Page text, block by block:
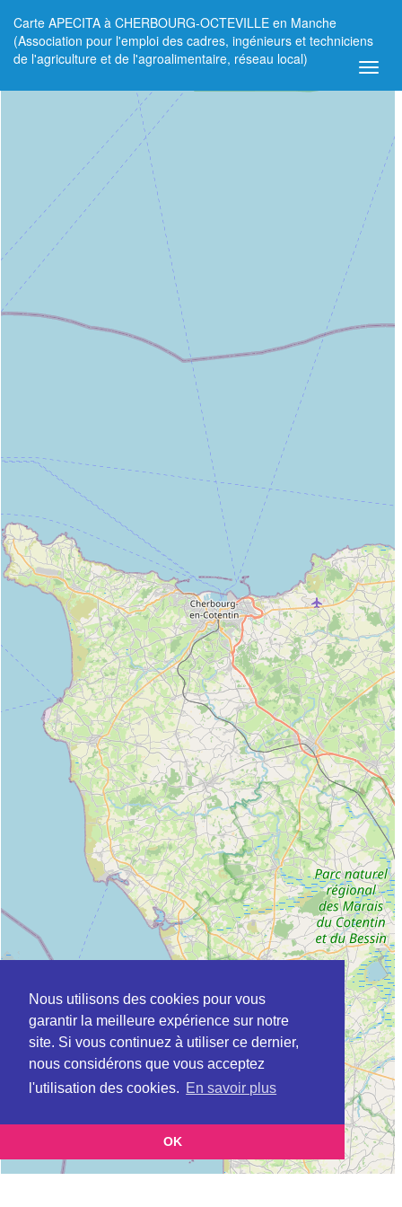
Nous utilisons des cookies pour vous
garantir la meilleure expérience sur notre
site. Si vous continuez à utiliser ce dernier,
nous considérons que vous acceptez
l'utilisation des cookies. En savoir plus
OK
Carte APECITA à CHERBOURG-OCTEVILLE en Manche
(Association pour l'emploi des cadres, ingénieurs et techniciens
de l'agriculture et de l'agroalimentaire, réseau local)
+
−